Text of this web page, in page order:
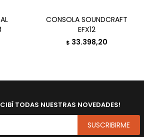
CONSOLA SOUNDCRAFT
EFX12
$ 33.398,20
TODAS NUESTRAS NOVEDADES!
SUSCRIBIRME